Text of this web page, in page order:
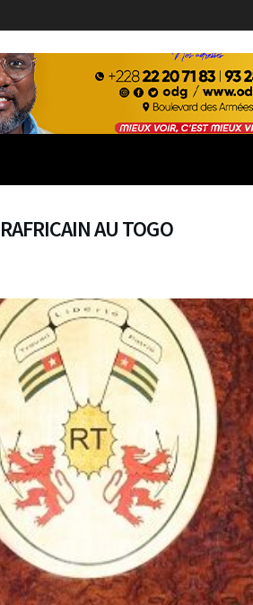
FINANCE DÉVELOPPEMENT
AU TOGO